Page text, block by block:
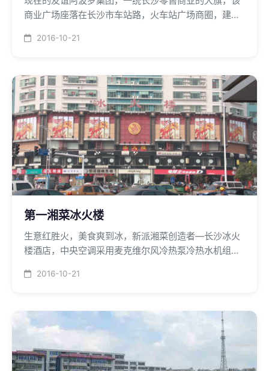
商业广场座落在长沙市车站路，火车站广场商圈，建筑
台燃油锅炉。
2016-10-21
第一湘菜冰火楼
生意红胜火，美食爽到冰，新派湘菜创造者—长沙冰火
楼酒店，中央空调采用麦克维尔风冷热泵冷热水机组和
2016-10-21